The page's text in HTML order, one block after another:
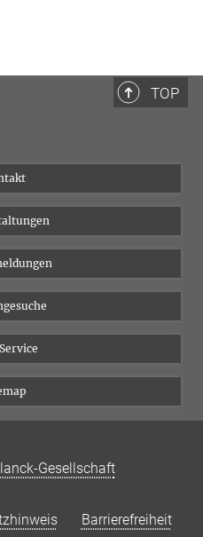
TOP
Gesellschaft
Barrierefreiheit